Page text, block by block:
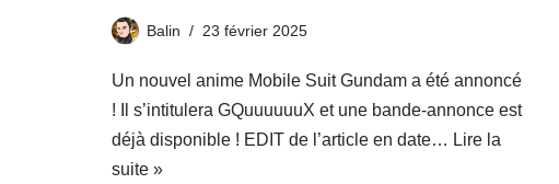
Balin 23 février 2025
Un nouvel anime Mobile Suit Gundam a été annoncé
! Il s’intitulera GQuuuuuuX et une bande-annonce est
déjà disponible ! EDIT de l’article en date… Lire la
suite »